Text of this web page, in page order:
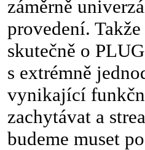
záměrně
provedení.
skutečně o
s extrémně
vynikající
zachytávat a
budeme muset